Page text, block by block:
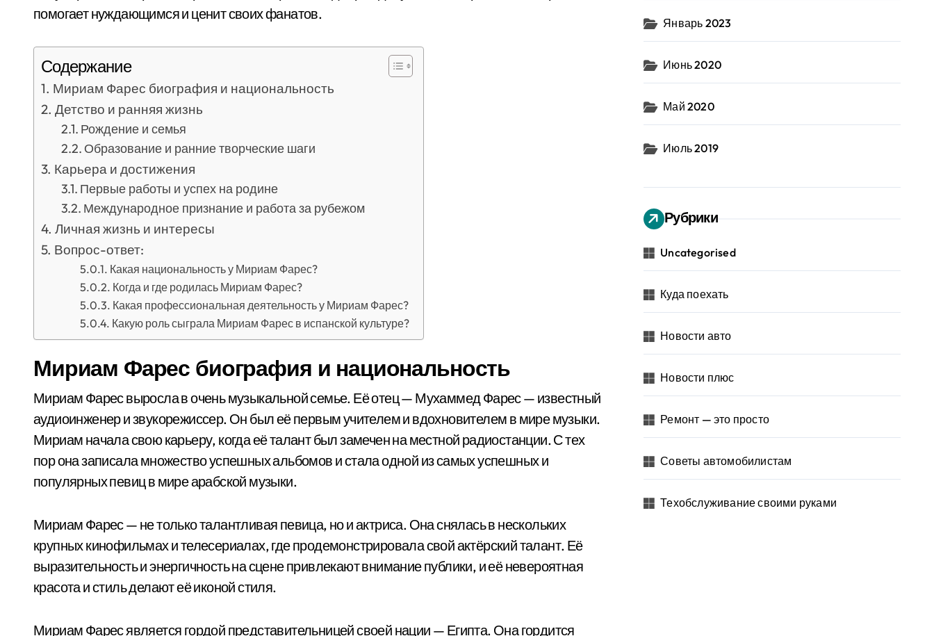
помогает нуждающимся и ценит своих фанатов.
Содержание
Мириам Фарес биография и национальность
Детство и ранняя жизнь
Рождение и семья
Образование и ранние творческие шаги
Карьера и достижения
Первые работы и успех на родине
Международное признание и работа за рубежом
Личная жизнь и интересы
Вопрос-ответ:
Какая национальность у Мириам Фарес?
Когда и где родилась Мириам Фарес?
Какая профессиональная деятельность у Мириам Фарес?
Какую роль сыграла Мириам Фарес в испанской культуре?
Мириам Фарес биография и национальность
Мириам Фарес выросла в очень музыкальной семье. Её отец — Мухаммед Фарес — известный
аудиоинженер и звукорежиссер. Он был её первым учителем и вдохновителем в мире музыки.
Мириам начала свою карьеру, когда её талант был замечен на местной радиостанции. С тех
пор она записала множество успешных альбомов и стала одной из самых успешных и
популярных певиц в мире арабской музыки.
Мириам Фарес — не только талантливая певица, но и актриса. Она снялась в нескольких
крупных кинофильмах и телесериалах, где продемонстрировала свой актёрский талант. Её
выразительность и энергичность на сцене привлекают внимание публики, и её невероятная
красота и стиль делают её иконой стиля.
Мириам Фарес является гордой представительницей своей нации — Египта. Она гордится
Январь 2023
Июнь 2020
Май 2020
Июль 2019
Рубрики
Uncategorised
Куда поехать
Новости авто
Новости плюс
Ремонт — это просто
Советы автомобилистам
Техобслуживание своими руками